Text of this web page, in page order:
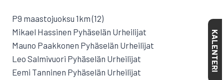
P9 maastojuoksu 1km (12)
Mikael Hassinen Pyhäselän Urheilijat
Mauno Paakkonen Pyhäselän Urheilijat
Leo Salmivuori Pyhäselän Urheilijat
Eemi Tanninen Pyhäselän Urheilijat
KALENTERI